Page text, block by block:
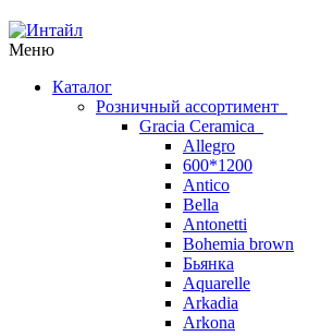
Меню
Каталог
Розничный ассортимент
Gracia Ceramica
Allegro
600*1200
Antico
Bella
Antonetti
Bohemia brown
Бьянка
Aquarelle
Arkadia
Arkona